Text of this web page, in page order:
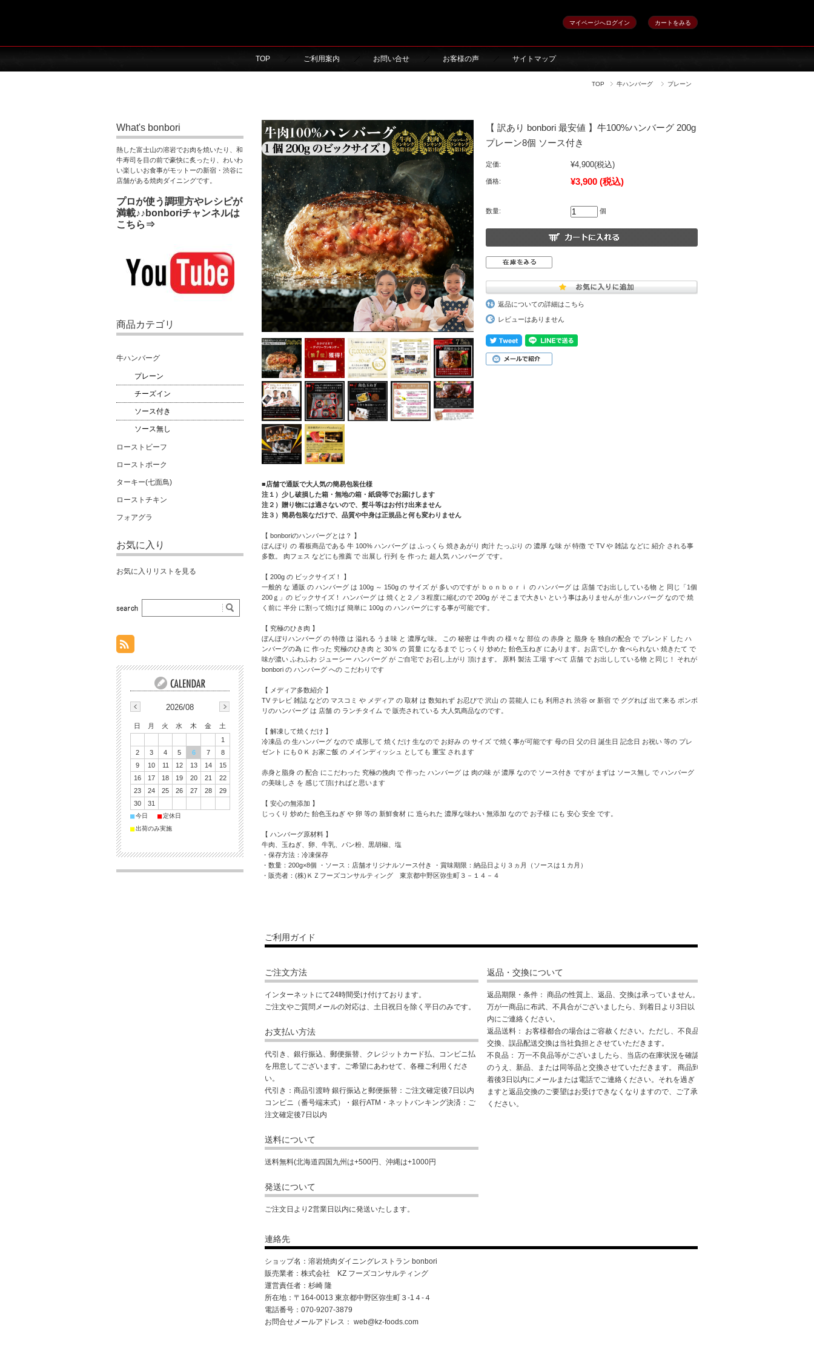
マイページへログイン カートをみる
TOP ご利用案内 お問い合せ お客様の声 サイトマップ
TOP 牛ハンバーグ プレーン
【 訳あり bonbori 最安値 】牛100%ハンバーグ 200g
プレーン8個 ソース付き
定価: ¥4,900(税込)
価格: ¥3,900 (税込)
数量: 個
返品についての詳細はこちら
レビューはありません
■店舗で通販で大人気の簡易包装仕様
注１）少し破損した箱・無地の箱・紙袋等でお届けします
注２）贈り物には適さないので、熨斗等はお付け出来ません
注３）簡易包装なだけで、品質や中身は正規品と何も変わりません
【 bonboriのハンバーグとは？ 】
ぼんぼり の 看板商品である 牛 100% ハンバーグ は ふっくら 焼きあがり 肉汁 たっぷり の 濃厚 な味 が 特徴 で TV や 雑誌 などに 紹介 される事
多数。 肉フェス などにも推薦 で 出展し 行列 を 作った 超人気 ハンバーグ です。
【 200g の ビックサイズ！ 】
一般的 な 通販 の ハンバーグ は 100g ～ 150g の サイズ が 多いのですが ｂｏｎｂｏｒｉ の ハンバーグ は 店舗 でお出ししている物 と 同じ「1個
200ｇ」の ビックサイズ！ ハンバーグ は 焼くと２／３程度に縮むので 200g が そこまで大きい という事はありませんが 生ハンバーグ なので 焼
く前に 半分 に割って焼けば 簡単に 100g の ハンバーグにする事が可能です。
【 究極のひき肉 】
ぼんぼりハンバーグ の 特徴 は 溢れる うま味 と 濃厚な味。 この 秘密 は 牛肉 の 様々な 部位 の 赤身 と 脂身 を 独自の配合 で ブレンド した ハ
ンバーグの為 に 作った 究極のひき肉 と 30％ の 質量 になるまで じっくり 炒めた 飴色玉ねぎ にあります。お店でしか 食べられない 焼きたて で
味が濃い ふわふわ ジューシー ハンバーグ が ご自宅で お召し上がり 頂けます。 原料 製法 工場 すべて 店舗 で お出ししている物 と同じ！ それが
bonbori の ハンバーグ への こだわりです
【 メディア多数紹介 】
TV テレビ 雑誌 などの マスコミ や メディア の 取材 は 数知れず お忍びで 沢山 の 芸能人 にも 利用され 渋谷 or 新宿 で ググれば 出て来る ボンボ
リのハンバーグ は 店舗 の ランチタイム で 販売されている 大人気商品なのです。
【 解凍して焼くだけ 】
冷凍品 の 生ハンバーグ なので 成形して 焼くだけ 生なので お好み の サイズ で焼く事が可能です 母の日 父の日 誕生日 記念日 お祝い 等の プレ
ゼント にもＯＫ お家ご飯 の メインディッシュ としても 重宝 されます
赤身と脂身 の 配合 にこだわった 究極の挽肉 で 作った ハンバーグ は 肉の味 が 濃厚 なので ソース付き ですが まずは ソース無し で ハンバーグ
の美味しさ を 感じて頂ければと思います
【 安心の無添加 】
じっくり 炒めた 飴色玉ねぎ や 卵 等の 新鮮食材 に 造られた 濃厚な味わい 無添加 なので お子様 にも 安心 安全 です。
【 ハンバーグ原材料 】
牛肉、玉ねぎ、卵、牛乳、パン粉、黒胡椒、塩
・保存方法：冷凍保存
・数量：200g×8個 ・ソース：店舗オリジナルソース付き ・賞味期限：納品日より３ヵ月（ソースは１カ月）
・販売者：(株)ＫＺフーズコンサルティング 東京都中野区弥生町３－１４－４
ご利用ガイド
ご注文方法
インターネットにて24時間受け付けております。
ご注文やご質問メールの対応は、土日祝日を除く平日のみです。
お支払い方法
代引き、銀行振込、郵便振替、クレジットカード払、コンビニ払
を用意してございます。ご希望にあわせて、各種ご利用くださ
い。
代引き：商品引渡時 銀行振込と郵便振替：ご注文確定後7日以内
コンビニ（番号端末式）・銀行ATM・ネットバンキング決済：ご
注文確定後7日以内
送料について
送料無料(北海道四国九州は+500円、沖縄は+1000円
発送について
ご注文日より2営業日以内に発送いたします。
返品・交換について
返品期限・条件： 商品の性質上、返品、交換は承っていません。
万が一商品に布武、不具合がございましたら、到着日より3日以
内にご連絡ください。
返品送料： お客様都合の場合はご容赦ください。ただし、不良品
交換、誤品配送交換は当社負担とさせていただきます。
不良品： 万一不良品等がございましたら、当店の在庫状況を確認
のうえ、新品、または同等品と交換させていただきます。 商品到
着後3日以内にメールまたは電話でご連絡ください。それを過ぎ
ますと返品交換のご要望はお受けできなくなりますので、ご了承
ください。
連絡先
ショップ名：溶岩焼肉ダイニングレストラン bonbori
販売業者：株式会社 KZ フーズコンサルティング
運営責任者：杉崎 隆
所在地：〒164-0013 東京都中野区弥生町３-1４-４
電話番号：070-9207-3879
お問合せメールアドレス： web@kz-foods.com
What's bonbori
熱した富士山の溶岩でお肉を焼いたり、和
牛寿司を目の前で豪快に炙ったり、わいわ
い楽しいお食事がモットーの新宿・渋谷に
店舗がある焼肉ダイニングです。
プロが使う調理方やレシピが
満載♪♪bonboriチャンネルは
こちら⇒
商品カテゴリ
牛ハンバーグ
プレーン
チーズイン
ソース付き
ソース無し
ローストビーフ
ローストポーク
ターキー(七面鳥)
ローストチキン
フォアグラ
お気に入り
お気に入りリストを見る
2026/08
日 月 火 水 木 金
土
1
2
3 4 5 6 7
8
9
10 11 12 13 14
15
16
17 18 19 20 21
22
23
24 25 26 27 28
29
30
31
■今日 ■定休日
■出荷のみ実施